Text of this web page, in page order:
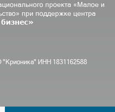
проекта «Малое и
при поддержке центра
ИНН 1831162588